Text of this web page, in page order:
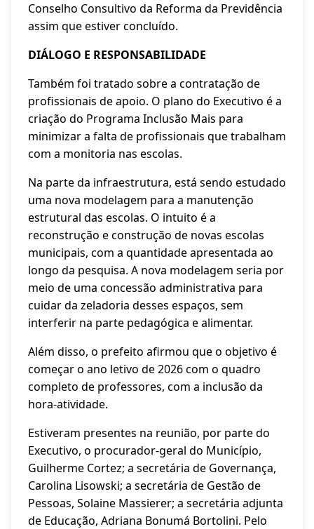
Conselho Consultivo da Reforma da Previdência
assim que estiver concluído.
DIÁLOGO E RESPONSABILIDADE
Também foi tratado sobre a contratação de
profissionais de apoio. O plano do Executivo é a
criação do Programa Inclusão Mais para
minimizar a falta de profissionais que trabalham
com a monitoria nas escolas.
Na parte da infraestrutura, está sendo estudado
uma nova modelagem para a manutenção
estrutural das escolas. O intuito é a
reconstrução e construção de novas escolas
municipais, com a quantidade apresentada ao
longo da pesquisa. A nova modelagem seria por
meio de uma concessão administrativa para
cuidar da zeladoria desses espaços, sem
interferir na parte pedagógica e alimentar.
Além disso, o prefeito afirmou que o objetivo é
começar o ano letivo de 2026 com o quadro
completo de professores, com a inclusão da
hora-atividade.
Estiveram presentes na reunião, por parte do
Executivo, o procurador-geral do Município,
Guilherme Cortez; a secretária de Governança,
Carolina Lisowski; a secretária de Gestão de
Pessoas, Solaine Massierer; a secretária adjunta
de Educação, Adriana Bonumá Bortolini. Pelo